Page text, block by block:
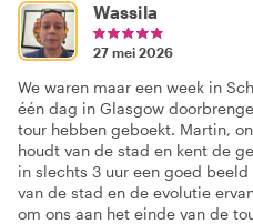
Wassila
27 mei 2026
We waren maar een week in
één dag in Glasgow
tour hebben geboekt. Martin,
houdt van de stad en kent de
in slechts 3 uur een goed
van de stad en de evolutie
om ons aan het einde van de